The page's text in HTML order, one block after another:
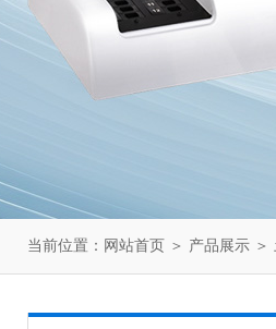
当前位置： 网站首页 ＞ 产品展示 ＞